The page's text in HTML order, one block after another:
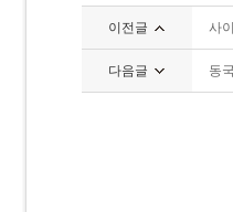
이전글 사
다음글 동